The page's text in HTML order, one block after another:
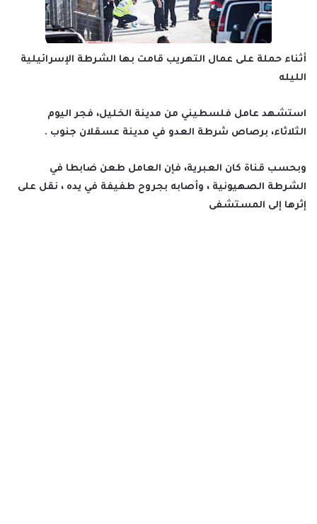
أثناء حملة على عمال التهريب قامت بها الشرطة الإسرائيلية
الليله
استشهد عامل فلسطيني من مدينة الخليل، فجر اليوم
الثلاثاء، برصاص شرطة العدو في مدينة عسقلان جنوب .
وبحسب قناة كان العبرية، فإن العامل طعن ضابطا في
الشرطة الصهيونية ، وأصابه بجروح طفيفة في يده ، نقل على
إثرها إلى المستشفى